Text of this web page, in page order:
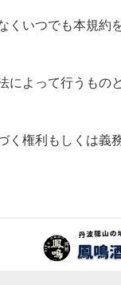
いつでも本規約
よって行うもの
権利もしくは義